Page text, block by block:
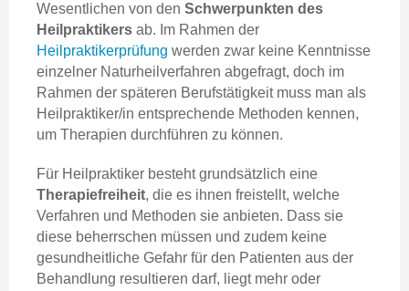
Wesentlichen von den Schwerpunkten des
Heilpraktikers ab. Im Rahmen der
Heilpraktikerprüfung werden zwar keine Kenntnisse
einzelner Naturheilverfahren abgefragt, doch im
Rahmen der späteren Berufstätigkeit muss man als
Heilpraktiker/in entsprechende Methoden kennen,
um Therapien durchführen zu können.
Für Heilpraktiker besteht grundsätzlich eine
Therapiefreiheit, die es ihnen freistellt, welche
Verfahren und Methoden sie anbieten. Dass sie
diese beherrschen müssen und zudem keine
gesundheitliche Gefahr für den Patienten aus der
Behandlung resultieren darf, liegt mehr oder